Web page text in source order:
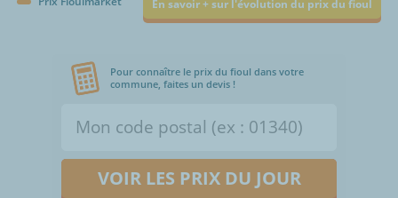
En savoir + sur l'évolution du prix du fioul
Pour connaître le prix du fioul dans votre
commune, faites un devis !
VOIR LES PRIX DU JOUR